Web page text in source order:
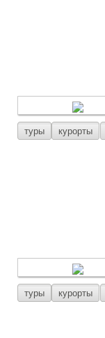
туры курорты
туры курорты